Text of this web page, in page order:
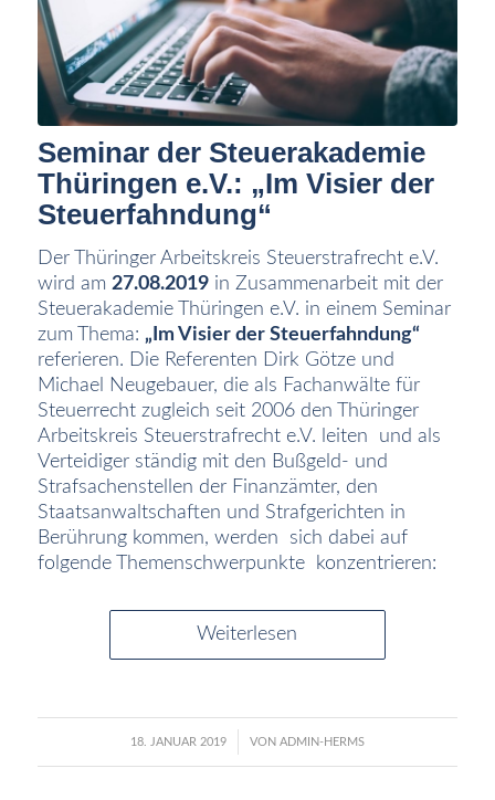
Seminar der Steuerakademie
Thüringen e.V.: „Im Visier der
Steuerfahndung“
Der Thüringer Arbeitskreis Steuerstrafrecht e.V.
wird am 27.08.2019in Zusammenarbeit mit der
Steuerakademie Thüringen e.V. in einem Seminar
zum Thema: „Im Visier der Steuerfahndung“
referieren. Die Referenten Dirk Götze und
Michael Neugebauer, die als Fachanwälte für
Steuerrecht zugleich seit 2006 den Thüringer
Arbeitskreis Steuerstrafrecht e.V. leiten und als
Verteidiger ständig mit den Bußgeld- und
Strafsachenstellen der Finanzämter, den
Staatsanwaltschaften und Strafgerichten in
Berührung kommen, werden sich dabei auf
folgende Themenschwerpunkte konzentrieren:
Weiterlesen
18. JANUAR 2019
/ VON ADMIN-HERMS